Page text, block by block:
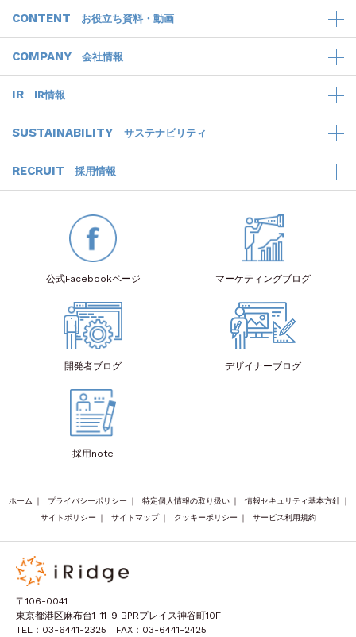
CONTENT お役立ち資料・動画
COMPANY 会社情報
IR IR情報
SUSTAINABILITY サステナビリティ
RECRUIT 採用情報
公式Facebookページ マーケティングブログ
開発者ブログ デザイナーブログ
採用note
ホーム ｜ プライバシーポリシー ｜ 特定個人情報の取り扱い ｜ 情報セキュリティ基本方針 ｜
サイトポリシー
｜ サイトマップ ｜ クッキーポリシー ｜ サービス利用規約
〒106-0041
東京都港区麻布台1-11-9 BPRプレイス神谷町10F
TEL：03-6441-2325 FAX：03-6441-2425